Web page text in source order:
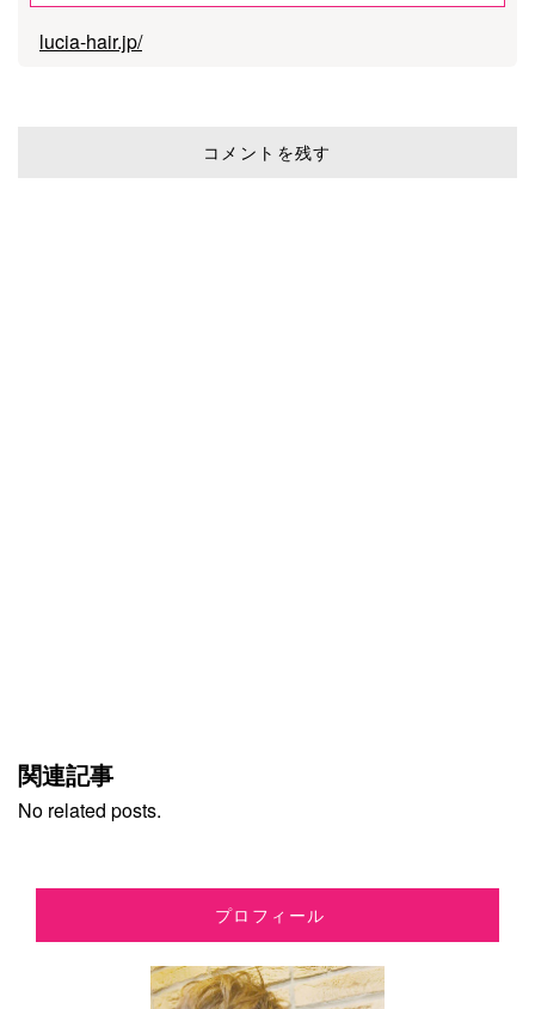
lucia-hair.jp/
コメントを残す
関連記事
No related posts.
プロフィール